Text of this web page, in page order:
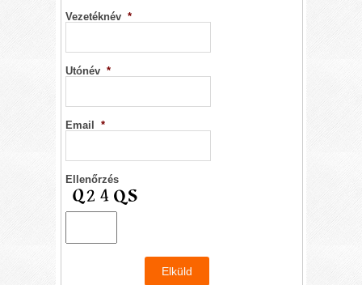
Vezetéknév *
Utónév *
Email *
Ellenőrzés